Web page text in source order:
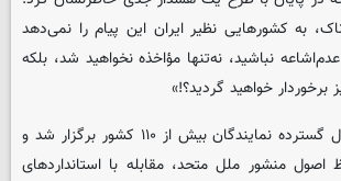
به کشورهایی نظیر ایران این پیام را نمی‌دهد
نباشید، نه‌تنها مؤاخذه نخواهید شد، بلکه
برخوردار خواهید گردید؟!»
این نشست با استقبال گسترده نمایندگان بیش از ۱۱۰ کشور برگزار شد و
منشور ملل متحد، مقابله با استانداردهای